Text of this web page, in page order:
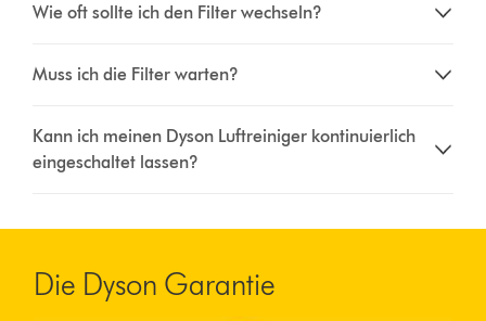
Wie oft sollte ich den Filter wechseln?
Muss ich die Filter warten?
Kann ich meinen Dyson Luftreiniger kontinuierlich
eingeschaltet lassen?
Die Dyson Garantie